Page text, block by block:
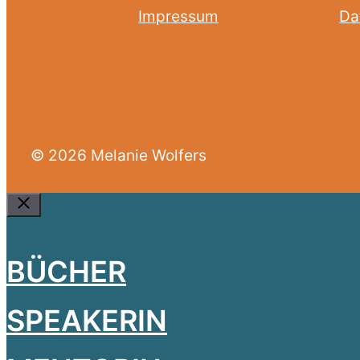
Impressum
© 2026 Melanie Wolfers
Close
BÜCHER
SPEAKERIN